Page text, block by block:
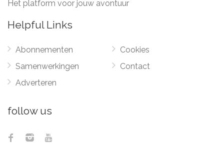
Het platform voor jouw avontuur
Helpful Links
Abonnementen
Samenwerkingen
Adverteren
Cookies
Contact
follow us